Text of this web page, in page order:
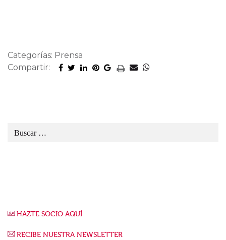
Categorías: Prensa
Compartir:
HAZTE SOCIO AQUÍ
RECIBE NUESTRA NEWSLETTER